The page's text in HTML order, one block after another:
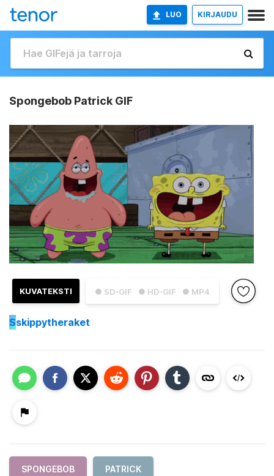
LUO KIRJAUDU
Spongebob Patrick GIF
● SD-GIF ● HD-GIF ● MP4
KUVATEKSTI
Sskippytheraket
SPONGEBOB PATRICK